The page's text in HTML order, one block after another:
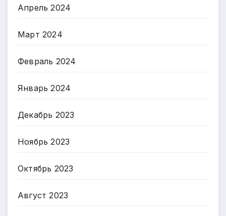
Апрель 2024
Март 2024
Февраль 2024
Январь 2024
Декабрь 2023
Ноябрь 2023
Октябрь 2023
Август 2023